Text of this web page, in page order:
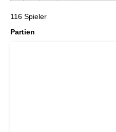
116 Spieler
Partien